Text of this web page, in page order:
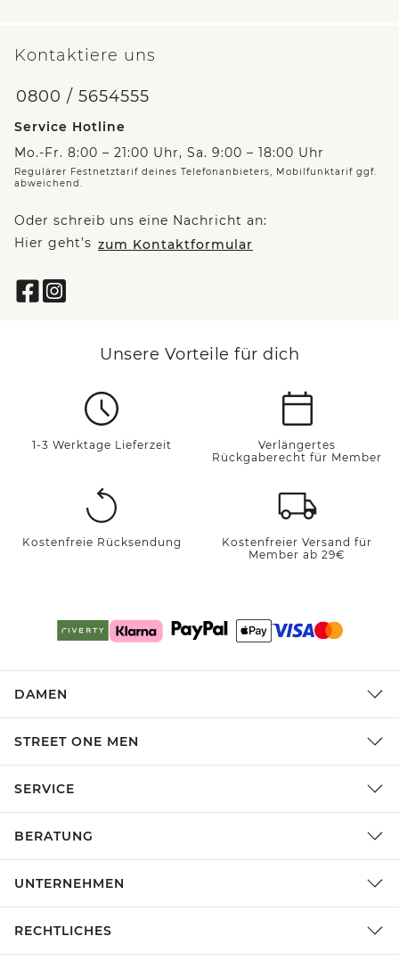
Kontaktiere uns
0800 / 5654555
Service Hotline
Mo.-Fr. 8:00 – 21:00 Uhr, Sa. 9:00 – 18:00 Uhr
Regulärer Festnetztarif deines Telefonanbieters, Mobilfunktarif ggf.
abweichend.
Oder schreib uns eine Nachricht an:
Hier geht’s zum Kontaktformular
Unsere Vorteile für dich
1-3 Werktage Lieferzeit
Verlängertes
Rückgaberecht für Member
Kostenfreie Rücksendung
Kostenfreier Versand für
Member ab 29€
DAMEN
STREET ONE MEN
SERVICE
BERATUNG
UNTERNEHMEN
RECHTLICHES